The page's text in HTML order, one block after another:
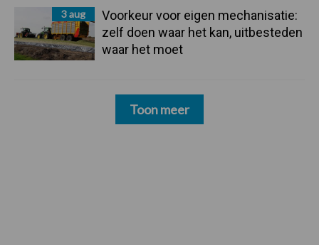
3 aug
Voorkeur voor eigen mechanisatie:
zelf doen waar het kan, uitbesteden
waar het moet
Toon meer